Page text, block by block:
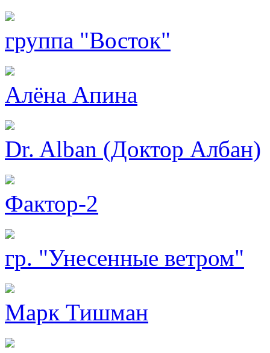
группа "Восток"
Алёна Апина
Dr. Alban (Доктор Албан)
Фактор-2
гр. "Унесенные ветром"
Марк Тишман